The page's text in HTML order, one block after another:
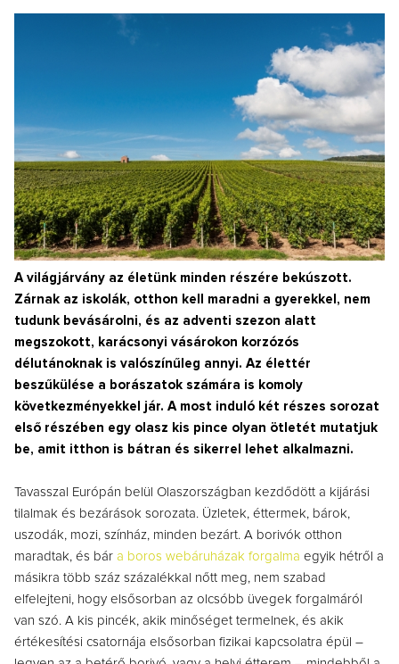
A világjárvány az életünk minden részére bekúszott.
Zárnak az iskolák, otthon kell maradni a gyerekkel, nem
tudunk bevásárolni, és az adventi szezon alatt
megszokott, karácsonyi vásárokon korzózós
délutánoknak is valószínűleg annyi. Az élettér
beszűkülése a borászatok számára is komoly
következményekkel jár. A most induló két részes sorozat
első részében egy olasz kis pince olyan ötletét mutatjuk
be, amit itthon is bátran és sikerrel lehet alkalmazni.
Tavasszal Európán belül Olaszországban kezdődött a kijárási
tilalmak és bezárások sorozata. Üzletek, éttermek, bárok,
uszodák, mozi, színház, minden bezárt. A borivók otthon
maradtak, és bár a boros webáruházak forgalma egyik hétről a
másikra több száz százalékkal nőtt meg, nem szabad
elfelejteni, hogy elsősorban az olcsóbb üvegek forgalmáról
van szó. A kis pincék, akik minőséget termelnek, és akik
értékesítési csatornája elsősorban fizikai kapcsolatra épül –